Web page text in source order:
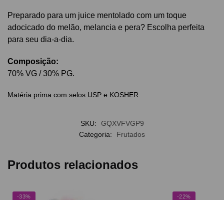
Preparado para um juice mentolado com um toque
adocicado do melão, melancia e pera? Escolha perfeita
para seu dia-a-dia.
Composição:
70% VG / 30% PG.
Matéria prima com selos USP e KOSHER
SKU:
GQXVFVGP9
Categoria:
Frutados
Produtos relacionados
-33% -22%